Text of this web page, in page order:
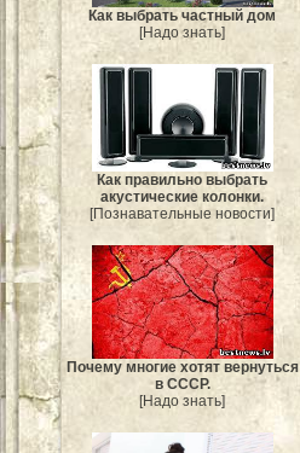
Как выбрать частный дом
[Надо знать]
Как правильно выбрать
акустические колонки.
[Познавательные новости]
Почему многие хотят вернуться
в СССР.
[Надо знать]